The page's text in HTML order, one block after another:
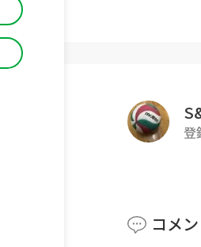
腕の力だ
てみまし登
コメ